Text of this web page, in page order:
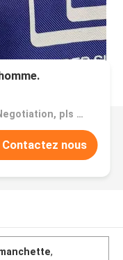
Prix：Negotiation, pls contact me
Contactez nous
,